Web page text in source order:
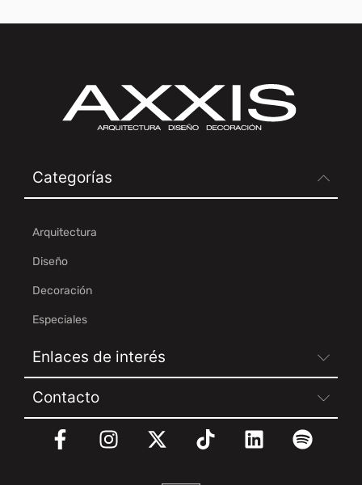
Categorías
Arquitectura
Diseño
Decoración
Especiales
Enlaces de interés
Contacto